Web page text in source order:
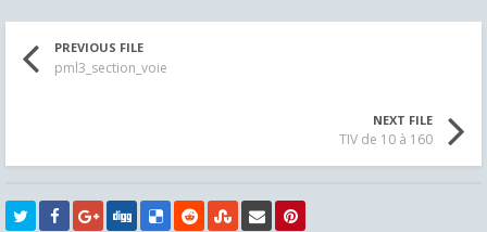
PREVIOUS FILE
pml3_section_voie
NEXT FILE
TIV de 10 à 160